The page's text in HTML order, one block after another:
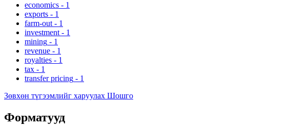
economics - 1
exports - 1
farm-out - 1
investment - 1
mining - 1
revenue - 1
royalties - 1
tax - 1
transfer pricing - 1
Зөвхөн түгээмлийг харуулах Шошго
Форматууд